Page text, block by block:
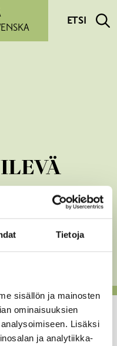
Tietoja
sisällön ja mainosten
ominaisuuksien
Lisäksi
ja analytiikka-
ETSI
– SINILEVÄ